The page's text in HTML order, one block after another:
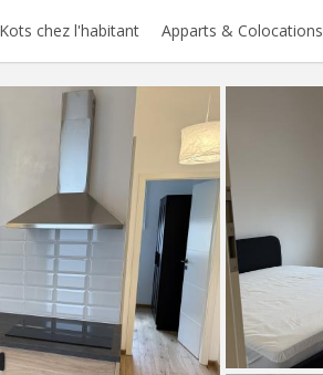
Kots chez l'habitant Apparts & Colocations